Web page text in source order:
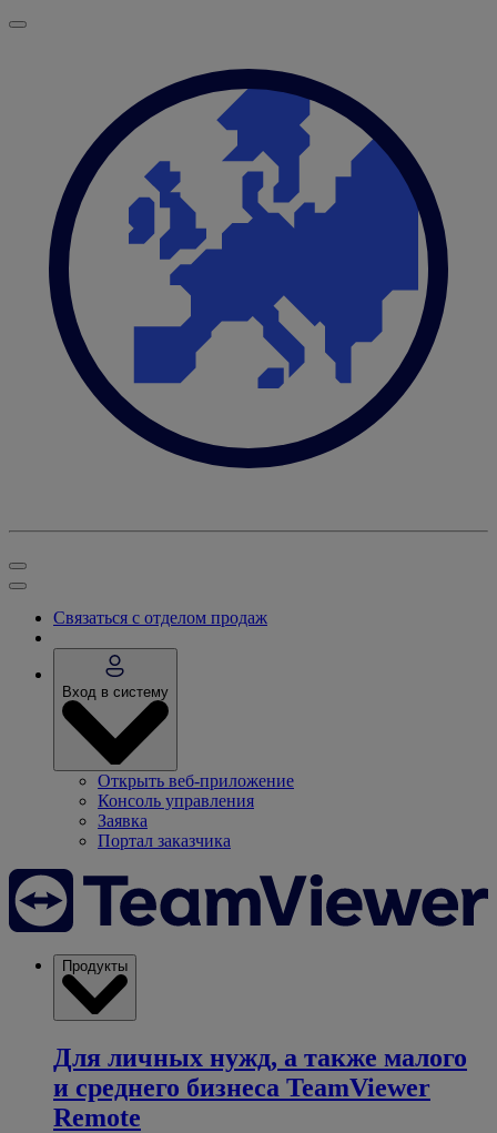
Связаться с отделом продаж
Вход в систему
Открыть веб-приложение
Консоль управления
Заявка
Портал заказчика
Продукты
Для личных нужд, а также малого
и среднего бизнеса TeamViewer
Remote